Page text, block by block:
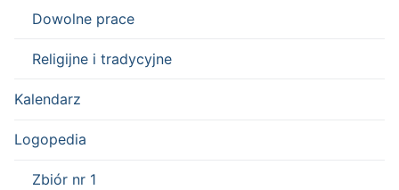
Dowolne prace
Religijne i tradycyjne
Kalendarz
Logopedia
Zbiór nr 1